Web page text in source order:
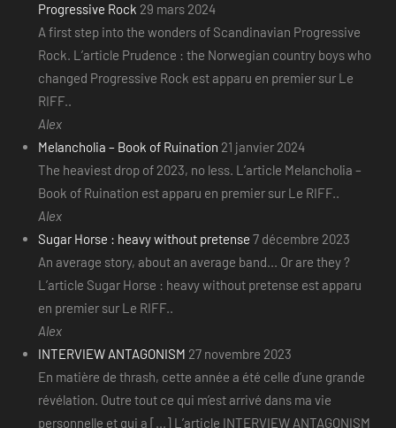
Progressive Rock 29 mars 2024
A first step into the wonders of Scandinavian Progressive
Rock. L’article Prudence : the Norwegian country boys who
changed Progressive Rock est apparu en premier sur Le
RIFF..
Alex
Melancholia – Book of Ruination 21 janvier 2024
The heaviest drop of 2023, no less. L’article Melancholia –
Book of Ruination est apparu en premier sur Le RIFF..
Alex
Sugar Horse : heavy without pretense 7 décembre 2023
An average story, about an average band... Or are they ?
L’article Sugar Horse : heavy without pretense est apparu
en premier sur Le RIFF..
Alex
INTERVIEW ANTAGONISM 27 novembre 2023
En matière de thrash, cette année a été celle d’une grande
révélation. Outre tout ce qui m’est arrivé dans ma vie
personnelle et qui a [...] L’article INTERVIEW ANTAGONISM